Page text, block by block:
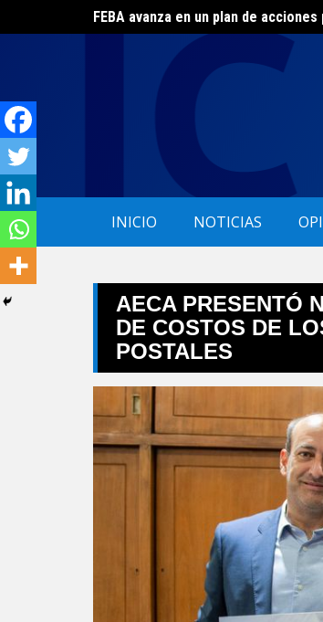
to
El ERAS continúa con el beneficio
INICIO NOTICIAS
AECA PRESENTÓ
DE COSTOS DE
POSTALES